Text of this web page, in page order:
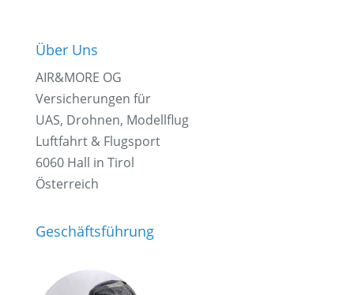
Über Uns
AIR&MORE OG
Versicherungen für
UAS, Drohnen, Modellflug
Luftfahrt & Flugsport
6060 Hall in Tirol
Österreich
Geschäftsführung